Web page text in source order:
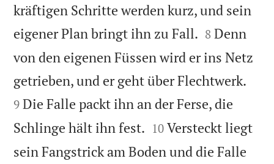
kräftigen Schritte werden kurz, und sein
eigener Plan bringt ihn zu Fall. 

8 Denn
von den eigenen Füssen wird er ins Netz
getrieben, und er geht über Flechtwerk.
9 Die Falle packt ihn an der Ferse, die
Schlinge hält ihn fest. 

10 Versteckt liegt
sein Fangstrick am Boden und die Falle